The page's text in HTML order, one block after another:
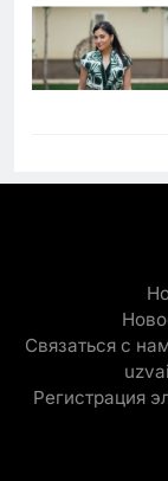
Связаться с
Регистрация